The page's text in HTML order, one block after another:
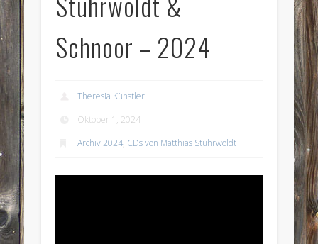
Schnoor – 2024
Theresia Künstler
Oktober 1, 2024
Archiv 2024, CDs von Matthias Stührwoldt